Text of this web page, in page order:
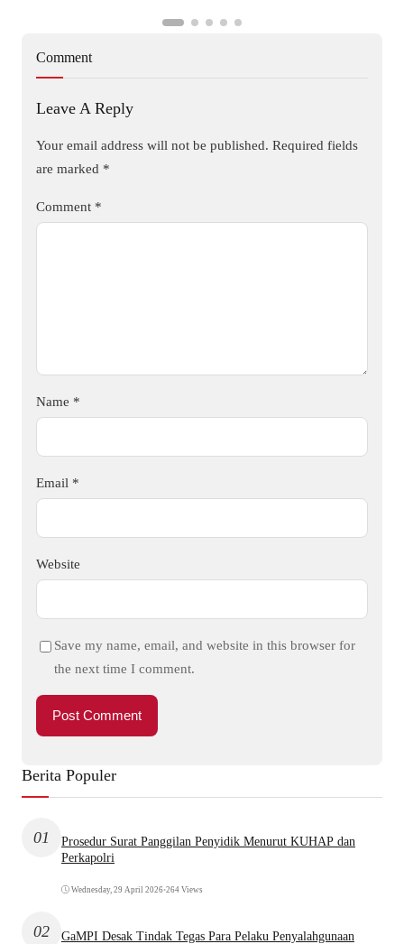
Comment
Leave A Reply
Your email address will not be published. Required fields
are marked *
Comment *
Name *
Email *
Website
Save my name, email, and website in this browser for
the next time I comment.
Berita Populer
01
Prosedur Surat Panggilan Penyidik Menurut KUHAP dan
Perkapolri
Wednesday, 29 April 2026•264 Views
02
GaMPI Desak Tindak Tegas Para Pelaku Penyalahgunaan